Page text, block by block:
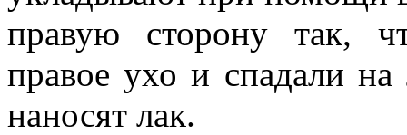
правую сторону так,
правое ухо и спадали
наносят лак.